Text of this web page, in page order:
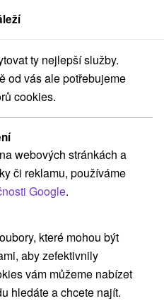
Žilinský kraj Turčianske Jaseno
Jaseno
prenájom(3)
NEJLEVNĚJŠÍ
ty nejlepší služby.
od vás ale potřebujeme
cookies.
webových stránkách a
či reklamu, používáme
Google.
které mohou být
aby zefektivnily
vám můžeme nabízet
hledáte a chcete najít.